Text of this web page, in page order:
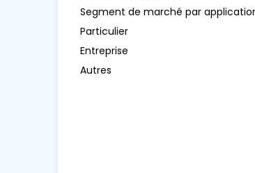
Segment de marché par
Particulier
Entreprise
Autres